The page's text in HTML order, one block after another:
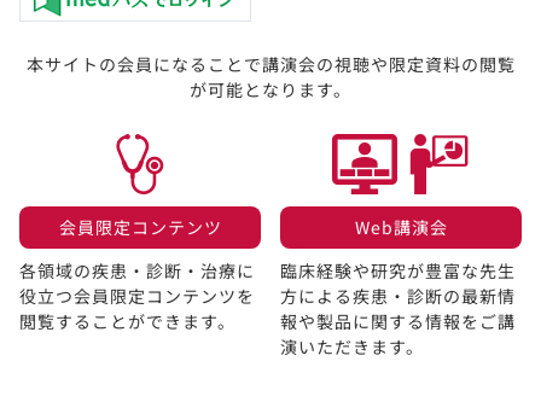
本サイトの会員になることで講演会の視聴や限定資料の閲覧
が可能となります。
会員限定コンテンツ​
各領域の疾患・診断・治療に
役立つ会員限定コンテンツを
閲覧することができます。​
Web講演会​
臨床経験や研究が豊富な先生
方による疾患・診断の最新情
報や製品に関する情報をご講
演いただきます。